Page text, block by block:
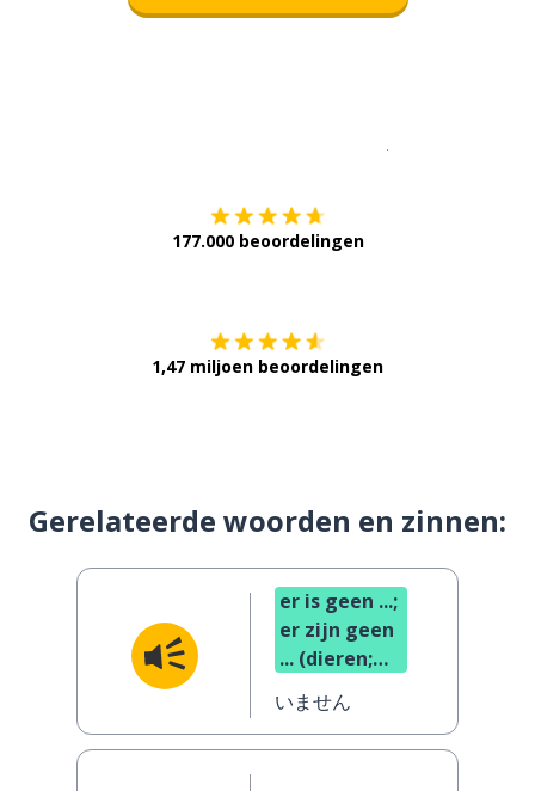
177.000 beoordelingen
1,47 miljoen beoordelingen
Gerelateerde woorden en zinnen:
er is geen ...;
er zijn geen
... (dieren;
いません